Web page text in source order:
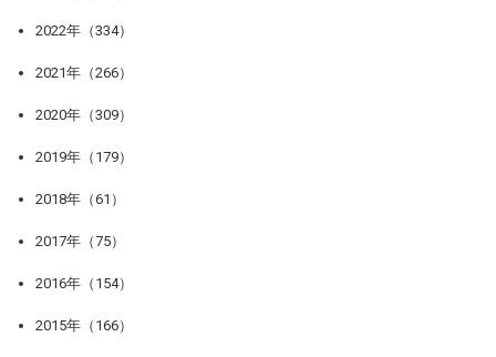
2022年（334）
2021年（266）
2020年（309）
2019年（179）
2018年（61）
2017年（75）
2016年（154）
2015年（166）